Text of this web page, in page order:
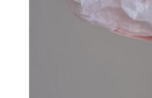
периоды
дней.
товары и
сайте,
ознакомления и
офертой, как это
Гражданского